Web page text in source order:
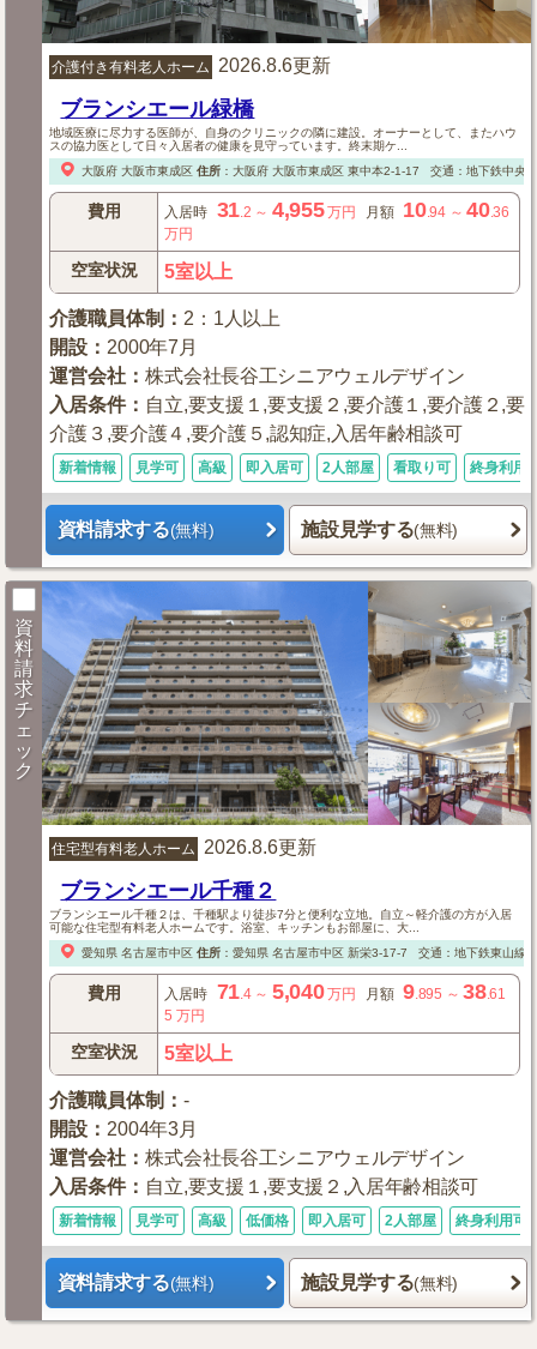
介護付き有料老人ホーム 2026.8.6更新
ブランシエール緑橋
地域医療に尽力する医師が、自身のクリニックの隣に建設。オーナーとして、またハウ
スの協力医として日々入居者の健康を見守っています。終末期ケ...
大阪府 大阪市東成区 住所： 大阪府 大阪市東成区東中本2-1-17 交通：地下鉄中央
費用 入居時 31.2 ～ 4,955万円 月額 10.94～40.36
万円
空室状況 5室以上
介護職員体制 ： 2：1人以上
開設 ： 2000年7月
運営会社 ：株式会社長谷工シニアウェルデザイン
入居条件： 自立,要支援１,要支援２,要介護１,要介護２,要
介護３,要介護４,要介護５,認知症,入居年齢相談可
新着情報 見学可 高級 即入居可 2人部屋 看取り可 終身利用
資料請求する(無料) 施設見学する(無料)
資
料
請
求
チ
ェ
ッ
ク
住宅型有料老人ホーム 2026.8.6更新
ブランシエール千種２
ブランシエール千種２は、千種駅より徒歩7分と便利な立地。自立～軽介護の方が入居
可能な住宅型有料老人ホームです。浴室、キッチンもお部屋に、大...
愛知県 名古屋市中区 住所： 愛知県 名古屋市中区新栄3-17-7 交通：地下鉄東山線
費用 入居時 71.4～ 5,040万円 月額 9.895 ～38.61
5 万円
空室状況 5室以上
介護職員体制 ：-
開設 ： 2004年3月
運営会社 ：株式会社長谷工シニアウェルデザイン
入居条件： 自立,要支援１,要支援２,入居年齢相談可
新着情報 見学可 高級 低価格 即入居可 2人部屋 終身利用可
資料請求する(無料) 施設見学する(無料)